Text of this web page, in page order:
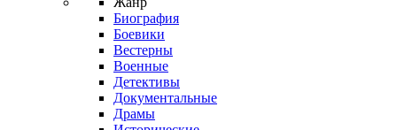
Биография
Боевики
Вестерны
Военные
Детективы
Документальные
Драмы